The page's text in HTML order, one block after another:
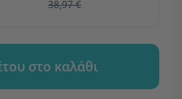
38,97 €
στο καλάθι